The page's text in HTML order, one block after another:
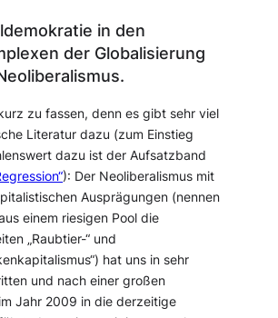
in den
der Globalisierung
zu fassen, denn es gibt sehr viel
Literatur dazu (zum Einstieg
dazu ist der Aufsatzband
): Der Neoliberalismus mit
Ausprägungen (nennen
einem riesigen Pool die
„Raubtier-“ und
hat uns in sehr
und nach einer großen
Jahr 2009 in die derzeitige